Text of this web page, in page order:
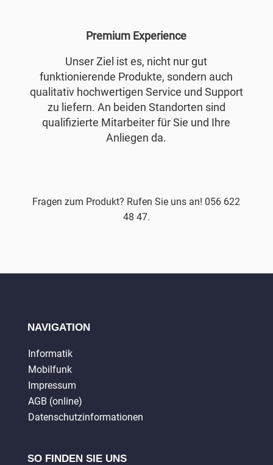
Premium Experience
Unser Ziel ist es, nicht nur gut
funktionierende Produkte, sondern auch
qualitativ hochwertigen Service und Support
zu liefern. An beiden Standorten sind
qualifizierte Mitarbeiter für Sie und Ihre
Anliegen da.
Fragen zum Produkt? Rufen Sie uns an! 056 622
48 47.
NAVIGATION
Informatik
Mobilfunk
Impressum
AGB (online)
Datenschutzinformationen
SO FINDEN SIE UNS